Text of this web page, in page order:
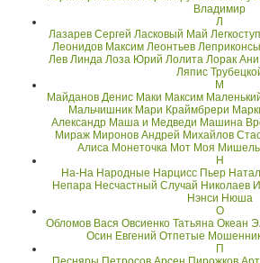
Владимир
Л
Лазарев Сергей Ласковый Май
Леонидов Максим Леонтьев Леприконсы
Лев Линда Лоза Юрий Лолита Лорак Ани
Ляпис
М
Майданов Денис Маки Максим
Мальчишник Мари Краймбрери
Александр Маша и Медведи Машина
Мираж Миронов Андрей Михайлов
Алиса Монеточка Мот Моя Мишель
Н
На-На Народные Нарцисс Пьер
Непара Несчастный Случай Николаев
Нэнси Нюша
О
Обломов Вася Овсиенко Татьяна Океан
Осин Евгений Отпетые
П